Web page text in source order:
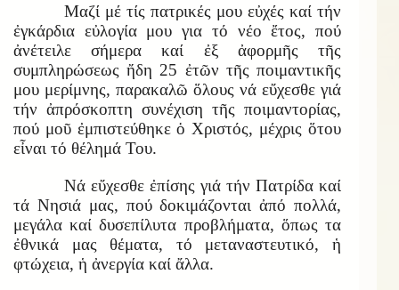
Μαζί μέ τίς πατρικές μου εὐχές καί τήν
ἐγκάρδια εὐλογία μου για τό νέο ἔτος, πού
ἀνέτειλε σήμερα καί ἐξ ἀφορμῆς τῆς
συμπληρώσεως ἤδη 25 ἐτῶν τῆς ποιμαντικῆς
μου μερίμνης, παρακαλῶ ὅλους νά εὔχεσθε γιά
τήν ἀπρόσκοπτη συνέχιση τῆς ποιμαντορίας,
πού μοῦ ἐμπιστεύθηκε ὁ Χριστός, μέχρις ὅτου
εἶναι τό θέλημά Του.
Νά εὔχεσθε ἐπίσης γιά τήν Πατρίδα καί
τά Νησιά μας, πού δοκιμάζονται ἀπό πολλά,
μεγάλα καί δυσεπίλυτα προβλήματα, ὅπως τα
ἐθνικά μας θέματα, τό μεταναστευτικό, ἡ
φτώχεια, ἡ ἀνεργία καί ἄλλα.